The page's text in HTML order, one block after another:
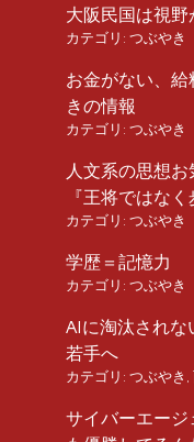
大阪民国は視野
カテゴリ: つぶやき
お金がない、
きの情報
カテゴリ: つぶやき
人文系の思想お
『王将ではな
カテゴリ: つぶやき
学歴＝記憶力
カテゴリ: つぶやき
AIに淘汰されな
若手へ
カテゴリ: つぶやき ,
サイバーエー